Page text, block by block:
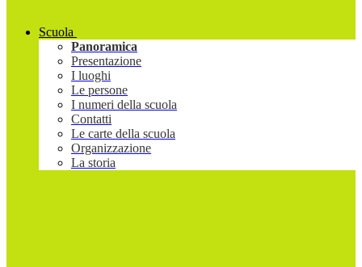
Scuola
Panoramica
Presentazione
I luoghi
Le persone
I numeri della scuola
Contatti
Le carte della scuola
Organizzazione
La storia